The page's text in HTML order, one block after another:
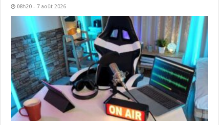
08h20 - 7 août 2026